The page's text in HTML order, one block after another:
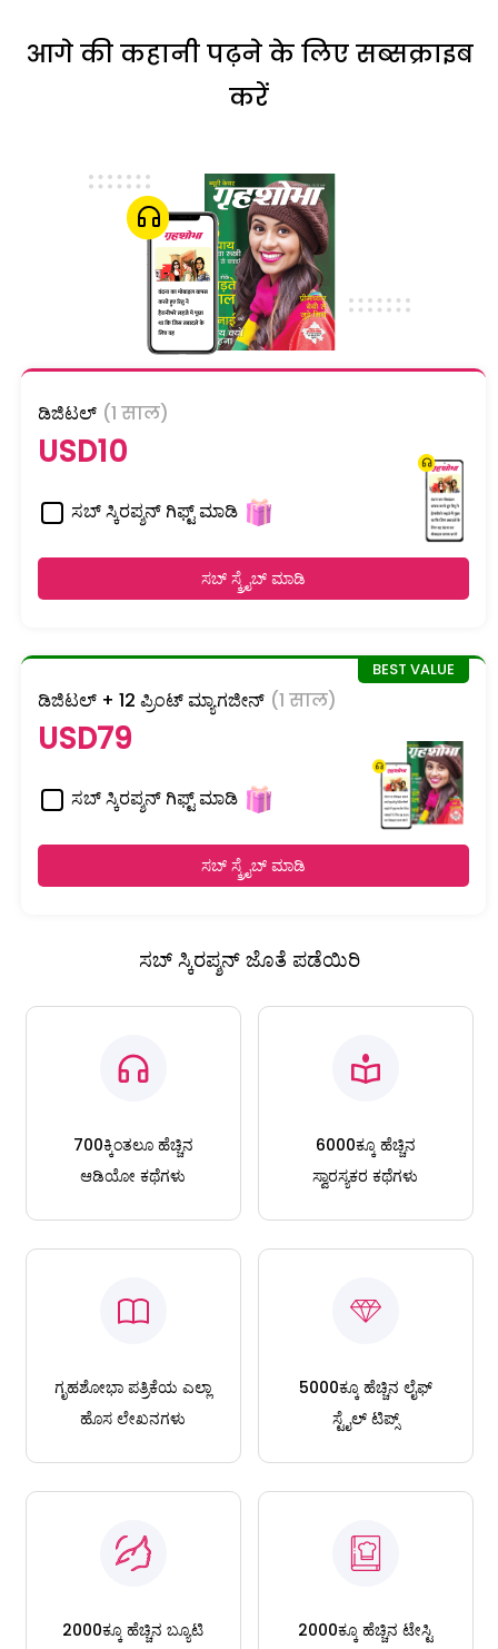
आगे की कहानी पढ़ने के लिए सब्सक्राइब
करें
ಡಿಜಿಟಲ್ (1 साल)
USD10
ಸಬ್ ಸ್ಕಿರಪ್ಶನ್ ಗಿಫ್ಟ್ ಮಾಡಿ
ಸಬ್ ಸ್ಕ್ರೈಬ್ ಮಾಡಿ
ಡಿಜಿಟಲ್ + 12 ಪ್ರಿಂಟ್ ಮ್ಯಾಗಜೀನ್ (1 साल)
USD79
ಸಬ್ ಸ್ಕಿರಪ್ಶನ್ ಗಿಫ್ಟ್ ಮಾಡಿ
ಸಬ್ ಸ್ಕ್ರೈಬ್ ಮಾಡಿ
ಸಬ್ ಸ್ಕಿರಪ್ಶನ್ ಜೊತೆ ಪಡೆಯಿರಿ
700ಕ್ಕಿಂತಲೂ ಹೆಚ್ಚಿನ
ಆಡಿಯೋ ಕಥೆಗಳು
6000ಕ್ಕೂ ಹೆಚ್ಚಿನ
ಸ್ವಾರಸ್ಯಕರ ಕಥೆಗಳು
ಗೃಹಶೋಭಾ ಪತ್ರಿಕೆಯ ಎಲ್ಲಾ
ಹೊಸ ಲೇಖನಗಳು
5000ಕ್ಕೂ ಹೆಚ್ಚಿನ ಲೈಫ್
ಸ್ಟೈಲ್ ಟಿಪ್ಸ್
2000ಕ್ಕೂ ಹೆಚ್ಚಿನ ಬ್ಯೂಟಿ
2000ಕ್ಕೂ ಹೆಚ್ಚಿನ ಟೇಸ್ಟಿ